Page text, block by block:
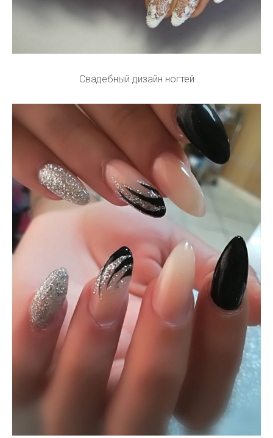
Свадебный дизайн ногтей